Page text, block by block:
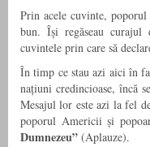
Prin acele cuvinte,
bun. Își regăseau
cuvintele prin care să
În timp ce stau azi aici în
națiuni credincioase, încă
Mesajul lor este azi la fel
poporul Americii și
Dumnezeu” (Aplauze).